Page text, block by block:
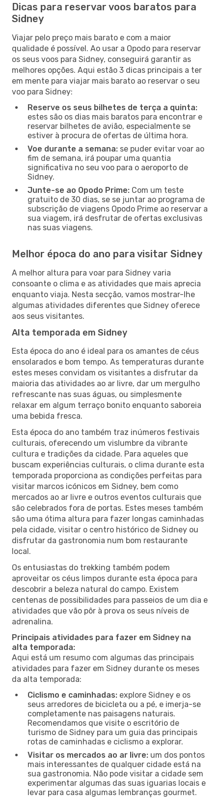
Dicas para reservar voos baratos para
Sidney
Viajar pelo preço mais barato e com a maior
qualidade é possível. Ao usar a Opodo para reservar
os seus voos para Sidney, conseguirá garantir as
melhores opções. Aqui estão 3 dicas principais a ter
em mente para viajar mais barato ao reservar o seu
voo para Sidney:
Reserve os seus bilhetes de terça a quinta:
estes são os dias mais baratos para encontrar e
reservar bilhetes de avião, especialmente se
estiver à procura de ofertas de última hora.
Voe durante a semana: se puder evitar voar ao
fim de semana, irá poupar uma quantia
significativa no seu voo para o aeroporto de
Sidney.
Junte-se ao Opodo Prime: Com um teste
gratuito de 30 dias, se se juntar ao programa de
subscrição de viagens Opodo Prime ao reservar a
sua viagem, irá desfrutar de ofertas exclusivas
nas suas viagens.
Melhor época do ano para visitar Sidney
A melhor altura para voar para Sidney varia
consoante o clima e as atividades que mais aprecia
enquanto viaja. Nesta secção, vamos mostrar-lhe
algumas atividades diferentes que Sidney oferece
aos seus visitantes.
Alta temporada em Sidney
Esta época do ano é ideal para os amantes de céus
ensolarados e bom tempo. As temperaturas durante
estes meses convidam os visitantes a disfrutar da
maioria das atividades ao ar livre, dar um mergulho
refrescante nas suas águas, ou simplesmente
relaxar em algum terraço bonito enquanto saboreia
uma bebida fresca.
Esta época do ano também traz inúmeros festivais
culturais, oferecendo um vislumbre da vibrante
cultura e tradições da cidade. Para aqueles que
buscam experiências culturais, o clima durante esta
temporada proporciona as condições perfeitas para
visitar marcos icónicos em Sidney, bem como
mercados ao ar livre e outros eventos culturais que
são celebrados fora de portas. Estes meses também
são uma ótima altura para fazer longas caminhadas
pela cidade, visitar o centro histórico de Sidney ou
disfrutar da gastronomia num bom restaurante
local.
Os entusiastas do trekking também podem
aproveitar os céus limpos durante esta época para
descobrir a beleza natural do campo. Existem
centenas de possibilidades para passeios de um dia e
atividades que vão pôr à prova os seus níveis de
adrenalina.
Principais atividades para fazer em Sidney na
alta temporada:
Aqui está um resumo com algumas das principais
atividades para fazer em Sidney durante os meses
da alta temporada:
Ciclismo e caminhadas: explore Sidney e os
seus arredores de bicicleta ou a pé, e imerja-se
completamente nas paisagens naturais.
Recomendamos que visite o escritório de
turismo de Sidney para um guia das principais
rotas de caminhadas e ciclismo a explorar.
Visitar os mercados ao ar livre: um dos pontos
mais interessantes de qualquer cidade está na
sua gastronomia. Não pode visitar a cidade sem
experimentar algumas das suas iguarias locais e
levar para casa algumas lembranças gourmet.